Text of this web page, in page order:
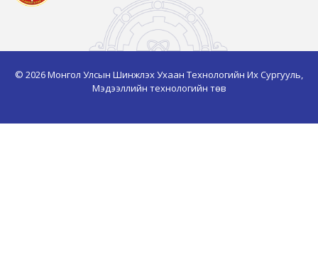
© 2026 Монгол Улсын Шинжлэх Ухаан Технологийн Их Сургууль,
Мэдээллийн технологийн төв